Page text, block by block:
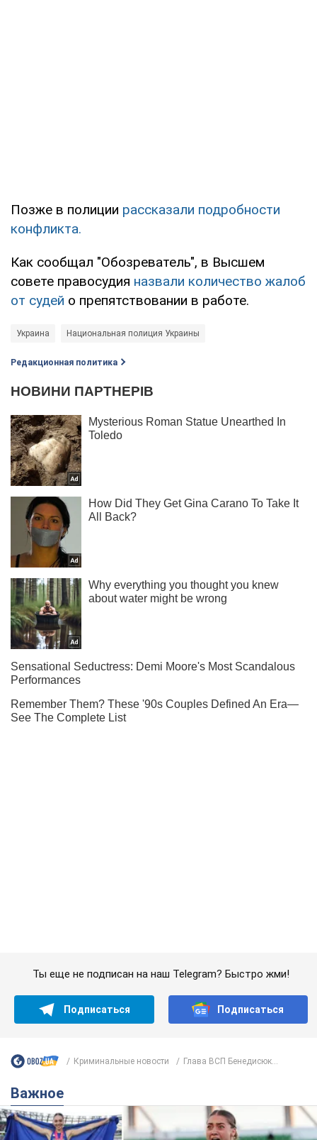
Позже в полиции рассказали подробности
конфликта.
Как сообщал "Обозреватель", в Высшем
совете правосудия назвали количество жалоб
от судей о препятствовании в работе.
Украина Национальная полиция Украины
Редакционная политика
историческую медаль для Украины на
Видео
Наша соотечественница блестяще выступила в Орегоне
9 часов назад 41,4 т.